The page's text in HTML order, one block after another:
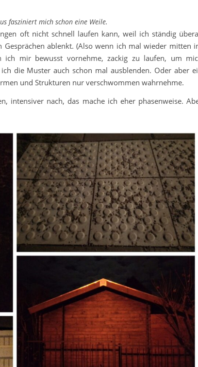
fasziniert mich schon eine Weile.
oft nicht schnell laufen kann, weil ich ständig
ablenkt. (Also wenn ich mal wieder mitten
mir bewusst vornehme, zackig zu laufen, um
die Muster auch schon mal ausblenden. Oder aber
und Strukturen nur verschwommen wahrnehme.
intensiver nach, das mache ich eher phasenweise.